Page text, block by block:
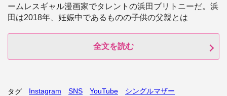
ームレスギャル漫画家でタレントの浜田ブリトニーだ。浜
田は2018年、妊娠中であるものの子供の父親とは
全文を読む
タグ Instagram SNS YouTube
シングルマザー